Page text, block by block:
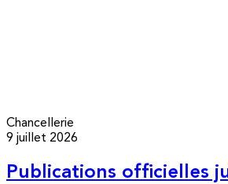
Chancellerie
9 juillet 2026
Publications officielles